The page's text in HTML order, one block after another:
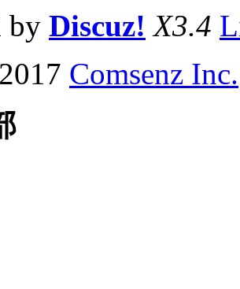
by Discuz! X3.4
Comsenz Inc.